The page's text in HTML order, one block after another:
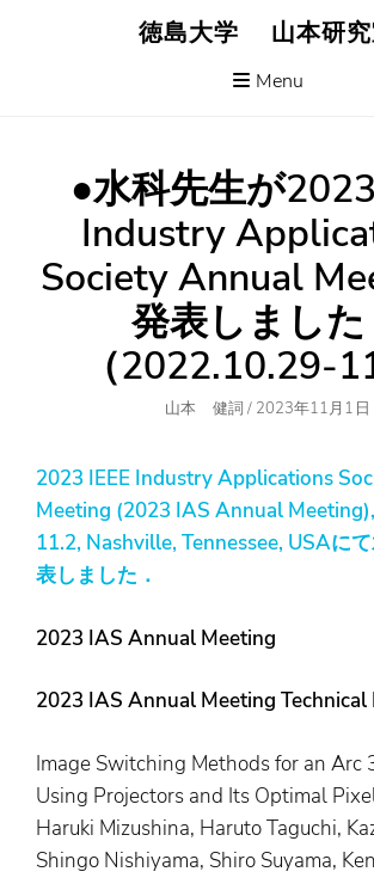
徳島大学 山本研究
Menu
●水科先生が
Industry
Society Annual
発表しました
（2022.10.29-
Author
山本 健詞 / Posted
2023年11月1日
2023 IEEE Industry Applications
Meeting (2023 IAS Annual
11.2, Nashville, Tennessee, USAに
表しました．
2023 IAS Annual Meeting
2023 IAS Annual Meeting Technical
Image Switching Methods for an Arc
Using Projectors and Its Optimal
Haruki Mizushina, Haruto Taguchi,
Shingo Nishiyama, Shiro Suyama,